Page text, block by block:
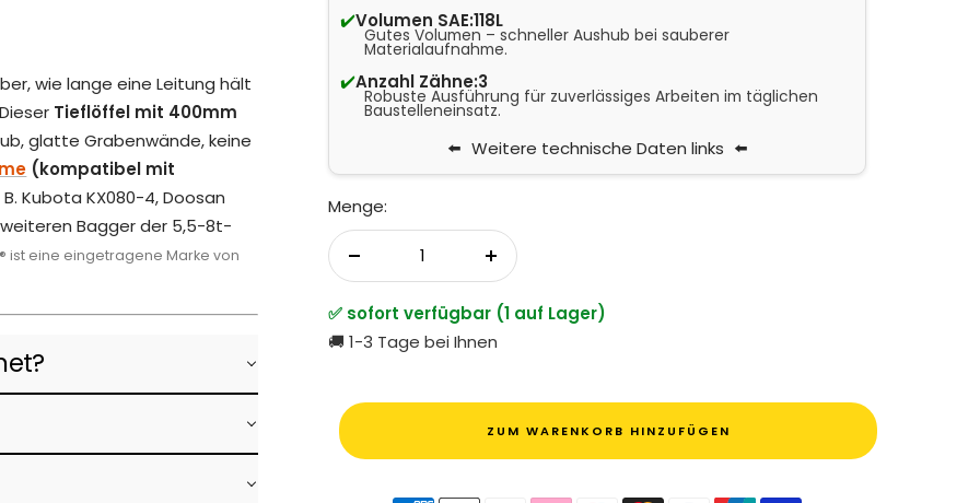
wie lange eine Leitung hält
Tieflöffel mit 400mm
glatte Grabenwände, keine
(kompatibel mit
Kubota KX080-4, Doosan
weiteren Bagger der 5,5-8t-
ist eine eingetragene Marke von
✔️Volumen SAE:118L
Gutes Volumen – schneller Aushub bei sauberer
Materialaufnahme.
✔️Anzahl Zähne:3
Robuste Ausführung für zuverlässiges Arbeiten im täglichen
Baustelleneinsatz.
Weitere technische Daten links
Menge:
Menge verringernMenge erhöhen
✅ sofort verfügbar (1 auf Lager)
🚚 1-3 Tage bei Ihnen
ZUM WARENKORB HINZUFÜGEN